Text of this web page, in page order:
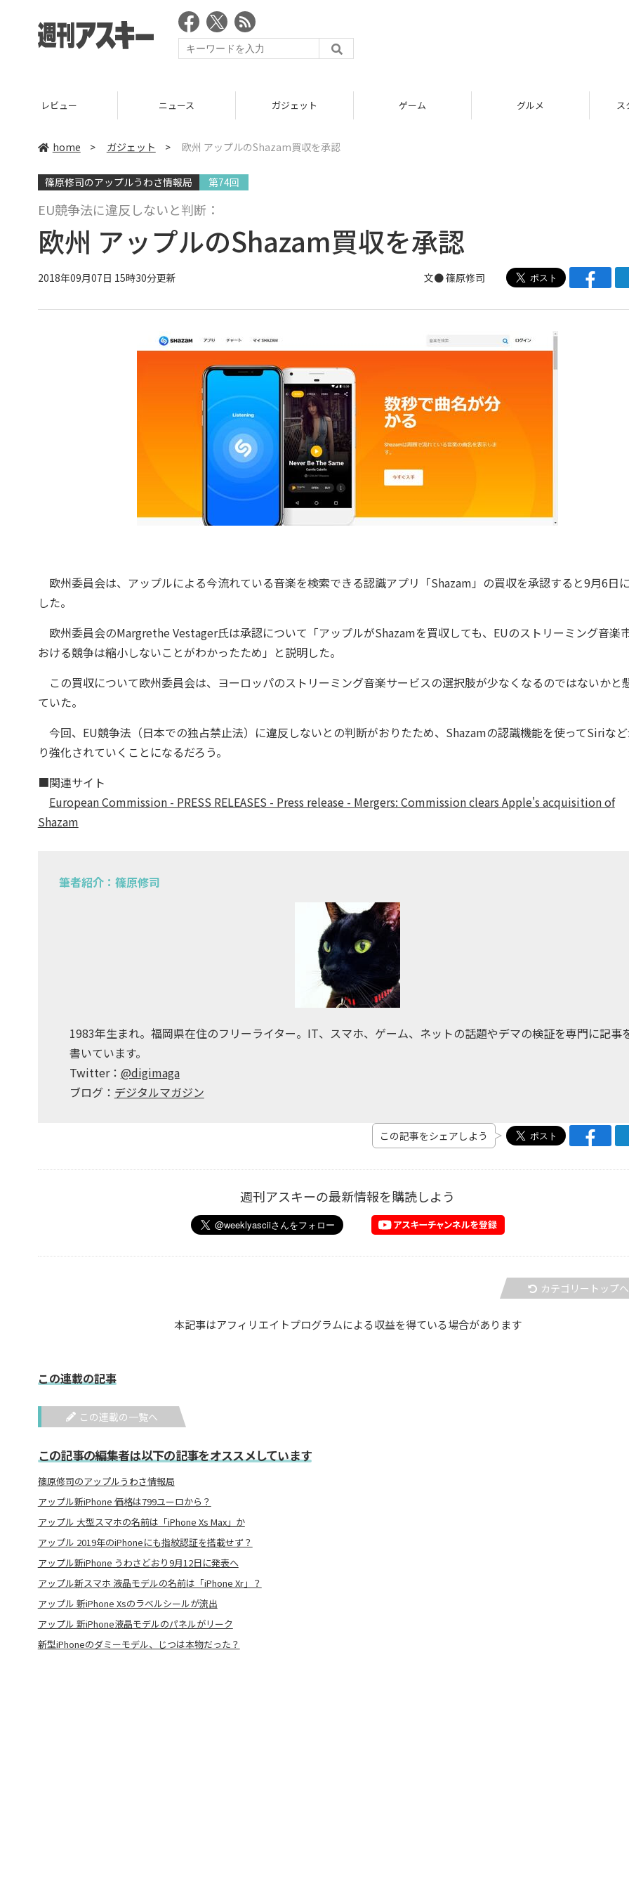
ニュース ガジェット ゲーム グルメ スタートアップ
home > ガジェット > 欧州 アップルのShazam買収を承認
篠原修司のアップルうわさ情報局 第74回
EU競争法に違反しないと判断：
欧州 アップルのShazam買収を承認
2018年09月07日 15時30分更新 文● 篠原修司
欧州委員会は、アップルによる今流れている音楽を検索できる認識アプリ「Shazam」の買収を承認すると9月6日
した。
欧州委員会のMargrethe Vestager氏は承認について「アップルがShazamを買収しても、EUのストリーミング音楽
おける競争は縮小しないことがわかったため」と説明した。
この買収について欧州委員会は、ヨーロッパのストリーミング音楽サービスの選択肢が少なくなるのではないかと
ていた。
今回、EU競争法（日本での独占禁止法）に違反しないとの判断がおりたため、Shazamの認識機能を使ってSiriな
り強化されていくことになるだろう。
■関連サイト
European Commission - PRESS RELEASES - Press release - Mergers: Commission clears Apple's acquisition of
Shazam
筆者紹介：篠原修司
1983年生まれ。福岡県在住のフリーライター。IT、スマホ、ゲーム、ネットの話題やデマの検証を専門に記事
書いています。
Twitter： @digimaga
ブログ： デジタルマガジン
この記事をシェアしよう
週刊アスキーの最新情報を購読しよう
カテゴリートップへ
本記事はアフィリエイトプログラムによる収益を得ている場合があります
この連載の記事
この連載の一覧へ
この記事の編集者は以下の記事をオススメしています
篠原修司のアップルうわさ情報局
アップル新iPhone 価格は799ユーロから？
アップル 大型スマホの名前は「iPhone Xs Max」か
アップル 2019年のiPhoneにも指紋認証を搭載せず？
アップル新iPhone うわさどおり9月12日に発表へ
アップル新スマホ 液晶モデルの名前は「iPhone Xr」？
アップル 新iPhone Xsのラベルシールが流出
アップル 新iPhone液晶モデルのパネルがリーク
新型iPhoneのダミーモデル、じつは本物だった？